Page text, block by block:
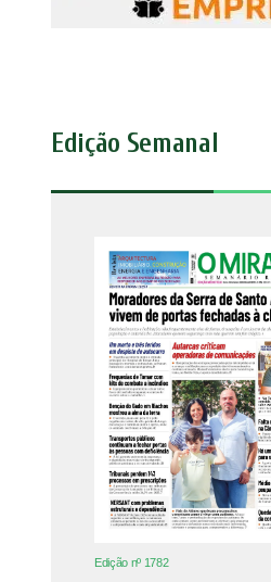
Edição Semanal
Edição nº 1782